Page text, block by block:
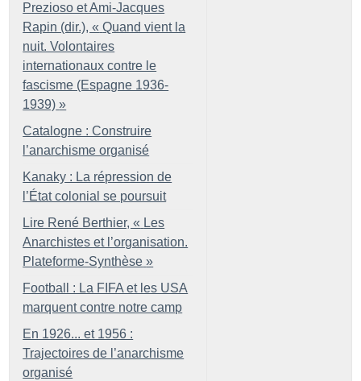
Prezioso et Ami-Jacques
Rapin (dir.), « Quand vient la
nuit. Volontaires
internationaux contre le
fascisme (Espagne 1936-
1939) »
Catalogne : Construire
l’anarchisme organisé
Kanaky : La répression de
l’État colonial se poursuit
Lire René Berthier, « Les
Anarchistes et l’organisation.
Plateforme-Synthèse »
Football : La FIFA et les USA
marquent contre notre camp
En 1926... et 1956 :
Trajectoires de l’anarchisme
organisé